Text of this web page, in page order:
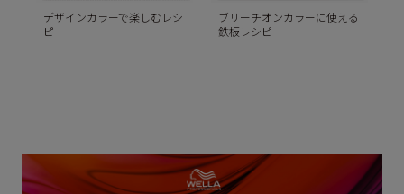
デザインカラーで楽しむレシ
ピ
ブリーチオンカラーに使える
鉄板レシピ